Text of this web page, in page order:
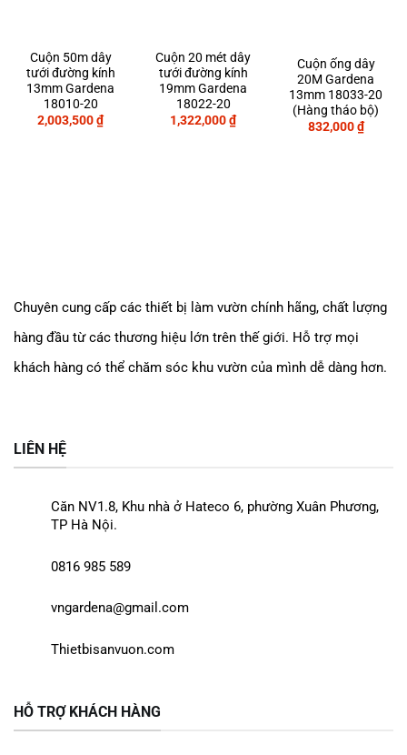
Cuộn 50m dây
tưới đường kính
13mm Gardena
18010-20
2,003,500₫
Cuộn 20 mét dây
tưới đường kính
19mm Gardena
18022-20
1,322,000₫
Cuộn ống dây
20M Gardena
13mm 18033-20
(Hàng tháo bộ)
832,000₫
Chuyên cung cấp các thiết bị làm vườn chính hãng, chất lượng
hàng đầu từ các thương hiệu lớn trên thế giới. Hỗ trợ mọi
khách hàng có thể chăm sóc khu vườn của mình dễ dàng hơn.
LIÊN HỆ
Căn NV1.8, Khu nhà ở Hateco 6, phường Xuân Phương,
TP Hà Nội.
0816 985 589
vngardena@gmail.com
Thietbisanvuon.com
HỖ TRỢ KHÁCH HÀNG